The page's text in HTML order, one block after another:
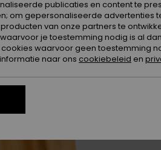
publicaties en content te
om gepersonaliseerde advertenties
van onze partners te
je toestemming nodig is al
waarvoor geen toestemming
naar ons cookiebeleid en